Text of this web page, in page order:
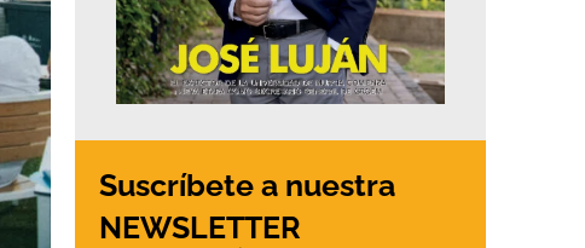
Suscríbete a nuestra
NEWSLETTER